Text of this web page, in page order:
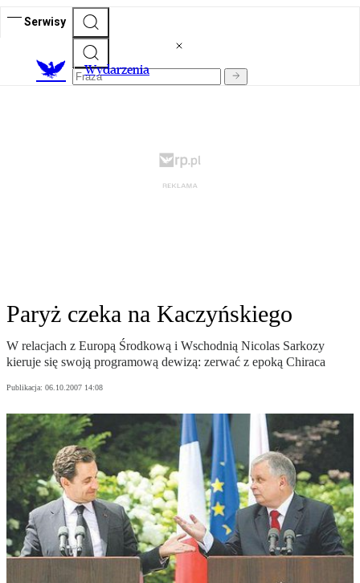
Serwisy
Wydarzenia
Paryż czeka na Kaczyńskiego
W relacjach z Europą Środkową i Wschodnią Nicolas Sarkozy
kieruje się swoją programową dewizą: zerwać z epoką Chiraca
Publikacja: 06.10.2007 14:08